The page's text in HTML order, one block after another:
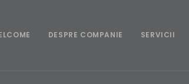
DESPRE COMPANIE SERVICII